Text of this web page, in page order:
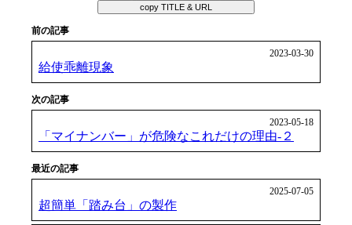
copy TITLE & URL
前の記事
2023-03-30
給使乖離現象
次の記事
2023-05-18
「マイナンバー」が危険なこれだけの理由-２
最近の記事
2025-07-05
超簡単「踏み台」の製作